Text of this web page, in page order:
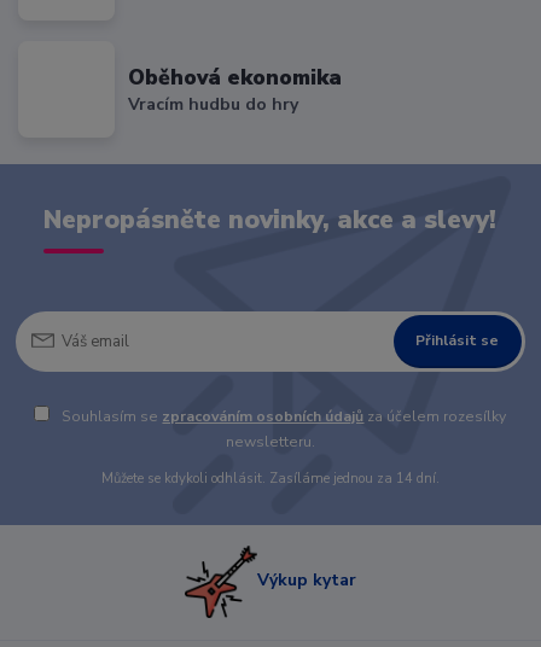
Oběhová ekonomika
Vracím hudbu do hry
Nepropásněte novinky, akce a slevy!
Přihlásit se
Souhlasím se zpracováním osobních údajů za účelem rozesílky
newsletteru.
Můžete se kdykoli odhlásit. Zasíláme jednou za 14 dní.
Výkup kytar